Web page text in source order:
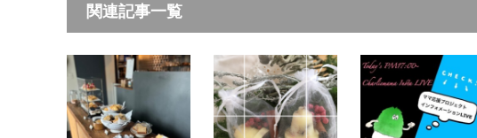
関連記事一覧